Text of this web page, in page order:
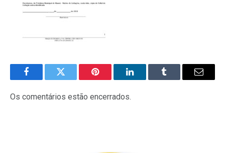
FacebookTwitter Pinterest LinkedInTumblr
E-
Os comentários estão encerrados.